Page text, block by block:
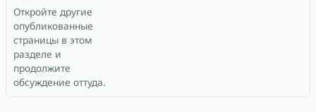
Откройте другие
опубликованные
страницы в этом
разделе и
продолжите
обсуждение оттуда.